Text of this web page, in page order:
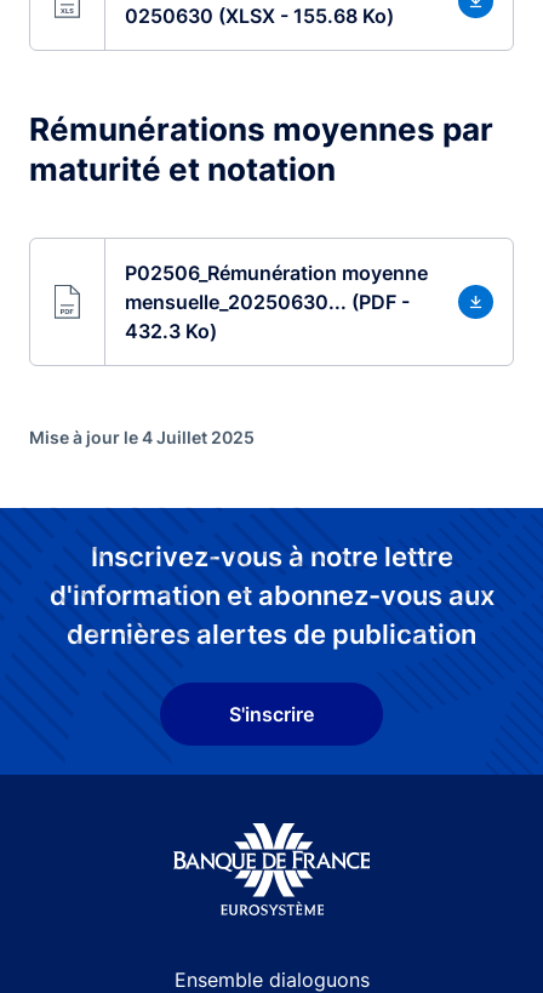
0250630 (XLSX - 155.68 Ko)
Rémunérations moyennes par
maturité et notation
P02506_Rémunération moyenne
mensuelle_20250630... (PDF -
432.3 Ko)
Mise à jour le 4 Juillet 2025
Inscrivez-vous à notre lettre
d'information et abonnez-vous aux
dernières alertes de publication
S'inscrire
Ensemble dialoguons